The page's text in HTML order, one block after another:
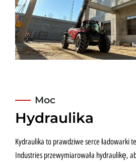
Moc
Hydraulika
Kydraulika to prawdziwe serce ładowarki
Industries przewymiarowała hydraulikę,